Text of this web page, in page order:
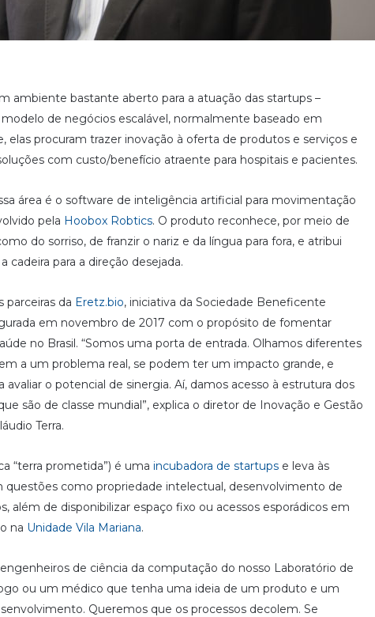
ambiente bastante aberto para a atuação das startups –
de negócios escalável, normalmente baseado em
elas procuram trazer inovação à oferta de produtos e serviços e
com custo/benefício atraente para hospitais e pacientes.
área é o software de inteligência artificial para movimentação
pela Hoobox Robtics. O produto reconhece, por meio de
do sorriso, de franzir o nariz e da língua para fora, e atribui
cadeira para a direção desejada.
parceiras da Eretz.bio, iniciativa da Sociedade Beneficente
em novembro de 2017 com o propósito de fomentar
no Brasil. “Somos uma porta de entrada. Olhamos diferentes
a um problema real, se podem ter um impacto grande, e
o potencial de sinergia. Aí, damos acesso à estrutura dos
são de classe mundial”, explica o diretor de Inovação e Gestão
Terra.
“terra prometida”) é uma incubadora de startups e leva às
questões como propriedade intelectual, desenvolvimento de
além de disponibilizar espaço fixo ou acessos esporádicos em
na Unidade Vila Mariana.
de ciência da computação do nosso Laboratório de
ou um médico que tenha uma ideia de um produto e um
Queremos que os processos decolem. Se